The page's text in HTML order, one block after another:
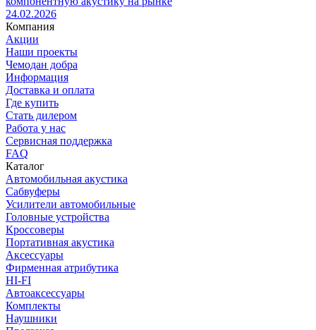
24.02.2026
Компания
Акции
Наши проекты
Чемодан добра
Информация
Доставка и оплата
Где купить
Стать дилером
Работа у нас
Сервисная поддержка
FAQ
Каталог
Автомобильная акустика
Сабвуферы
Усилители автомобильные
Головные устройства
Кроссоверы
Портативная акустика
Аксессуары
Фирменная атрибутика
HI-FI
Автоаксессуары
Комплекты
Наушники